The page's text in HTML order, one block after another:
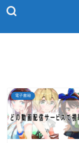
電子書籍